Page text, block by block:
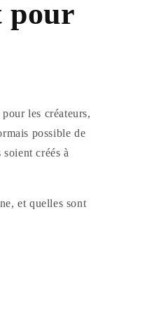
pour
les créateurs,
possible de
créés à
et quelles sont